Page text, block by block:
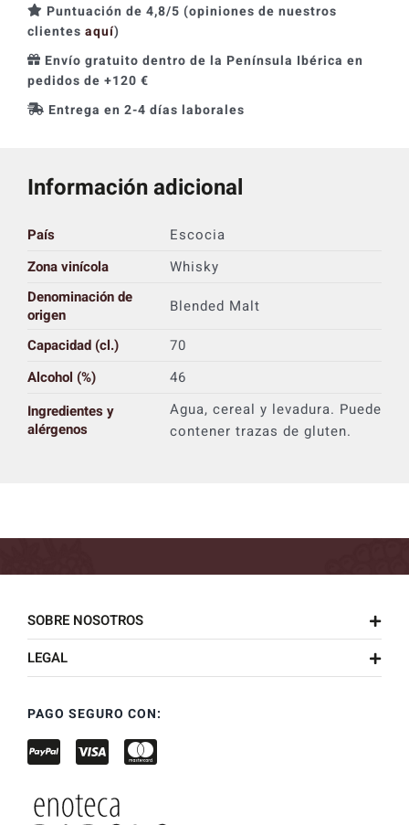
Puntuación de 4,8/5 (opiniones de nuestros
clientes aquí)
Envío gratuito dentro de la Península Ibérica en
pedidos de +120 €
Entrega en 2-4 días laborales
Información adicional
País
Escocia
Zona vinícola
Whisky
Denominación de
origen
Blended Malt
Capacidad (cl.)
70
Alcohol (%)
46
Ingredientes y
alérgenos
Agua, cereal y levadura. Puede
contener trazas de gluten.
SOBRE NOSOTROS
LEGAL
PAGO SEGURO CON: